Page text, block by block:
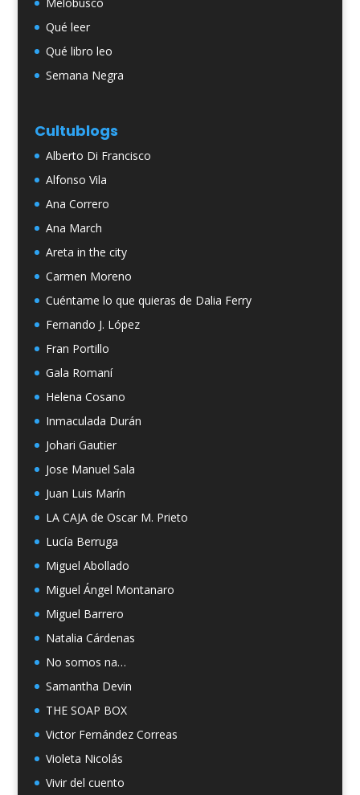
Qué leer
Qué libro leo
Semana Negra
Cultublogs
Alberto Di Francisco
Alfonso Vila
Ana Correro
Ana March
Areta in the city
Carmen Moreno
Cuéntame lo que quieras de Dalia Ferry
Fernando J. López
Fran Portillo
Gala Romaní
Helena Cosano
Inmaculada Durán
Johari Gautier
Jose Manuel Sala
Juan Luis Marín
LA CAJA de Oscar M. Prieto
Lucía Berruga
Miguel Abollado
Miguel Ángel Montanaro
Miguel Barrero
Natalia Cárdenas
No somos na…
Samantha Devin
THE SOAP BOX
Victor Fernández Correas
Violeta Nicolás
Vivir del cuento